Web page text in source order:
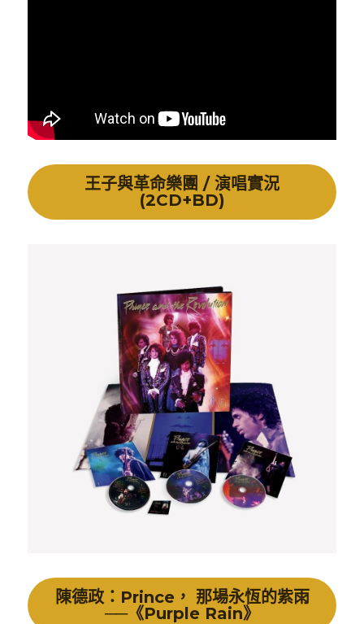
王子與革命樂團 / 演唱實況
(2CD+BD)
陳德政：Prince， 那場永恆的紫雨
──《Purple Rain》